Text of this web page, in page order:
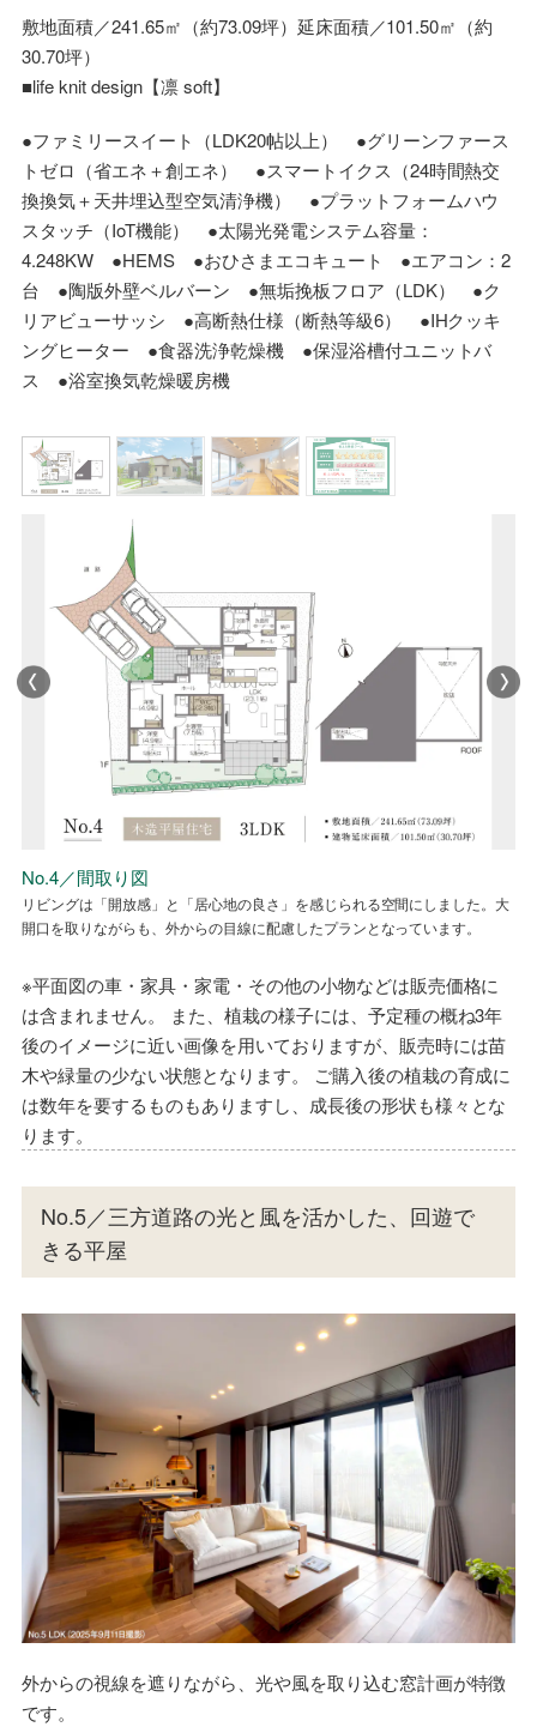
敷地面積／241.65㎡（約73.09坪）延床面積／101.50㎡（約
30.70坪）
■life knit design【凛 soft】
●ファミリースイート（LDK20帖以上） ●グリーンファース
トゼロ（省エネ＋創エネ） ●スマートイクス（24時間熱交
換換気＋天井埋込型空気清浄機） ●プラットフォームハウ
スタッチ（IoT機能） ●太陽光発電システム容量：
4.248KW ●HEMS ●おひさまエコキュート ●エアコン：2
台 ●陶版外壁ベルバーン ●無垢挽板フロア（LDK） ●ク
リアビューサッシ ●高断熱仕様（断熱等級6） ●IHクッキ
ングヒーター ●食器洗浄乾燥機 ●保湿浴槽付ユニットバ
ス ●浴室換気乾燥暖房機
NO.4／省エネ性能ラベル
No.4／間取り図
リビングは「開放感」と「居心地の良さ」を感じられる空間にしました。大
開口を取りながらも、外からの目線に配慮したプランとなっています。
No.4／外観
モダンでありながら「和」の要素を取り入れた外観の平屋住宅です。
No.4／リビング・ダイニング
木のぬくもりで、くつろぎを感じるLDK
NO.4／省エネ性能ラベル
No.4／間取り図
リビングは「開放感」と「居心地の良さ」を感じられる空間にしました。大
開口を取りながらも、外からの目線に配慮したプランとなっています。
※平面図の車・家具・家電・その他の小物などは販売価格に
は含まれません。 また、植栽の様子には、予定種の概ね3年
後のイメージに近い画像を用いておりますが、販売時には苗
木や緑量の少ない状態となります。 ご購入後の植栽の育成に
は数年を要するものもありますし、成長後の形状も様々とな
ります。
No.5／三方道路の光と風を活かした、回遊で
きる平屋
外からの視線を遮りながら、光や風を取り込む窓計画が特徴
です。